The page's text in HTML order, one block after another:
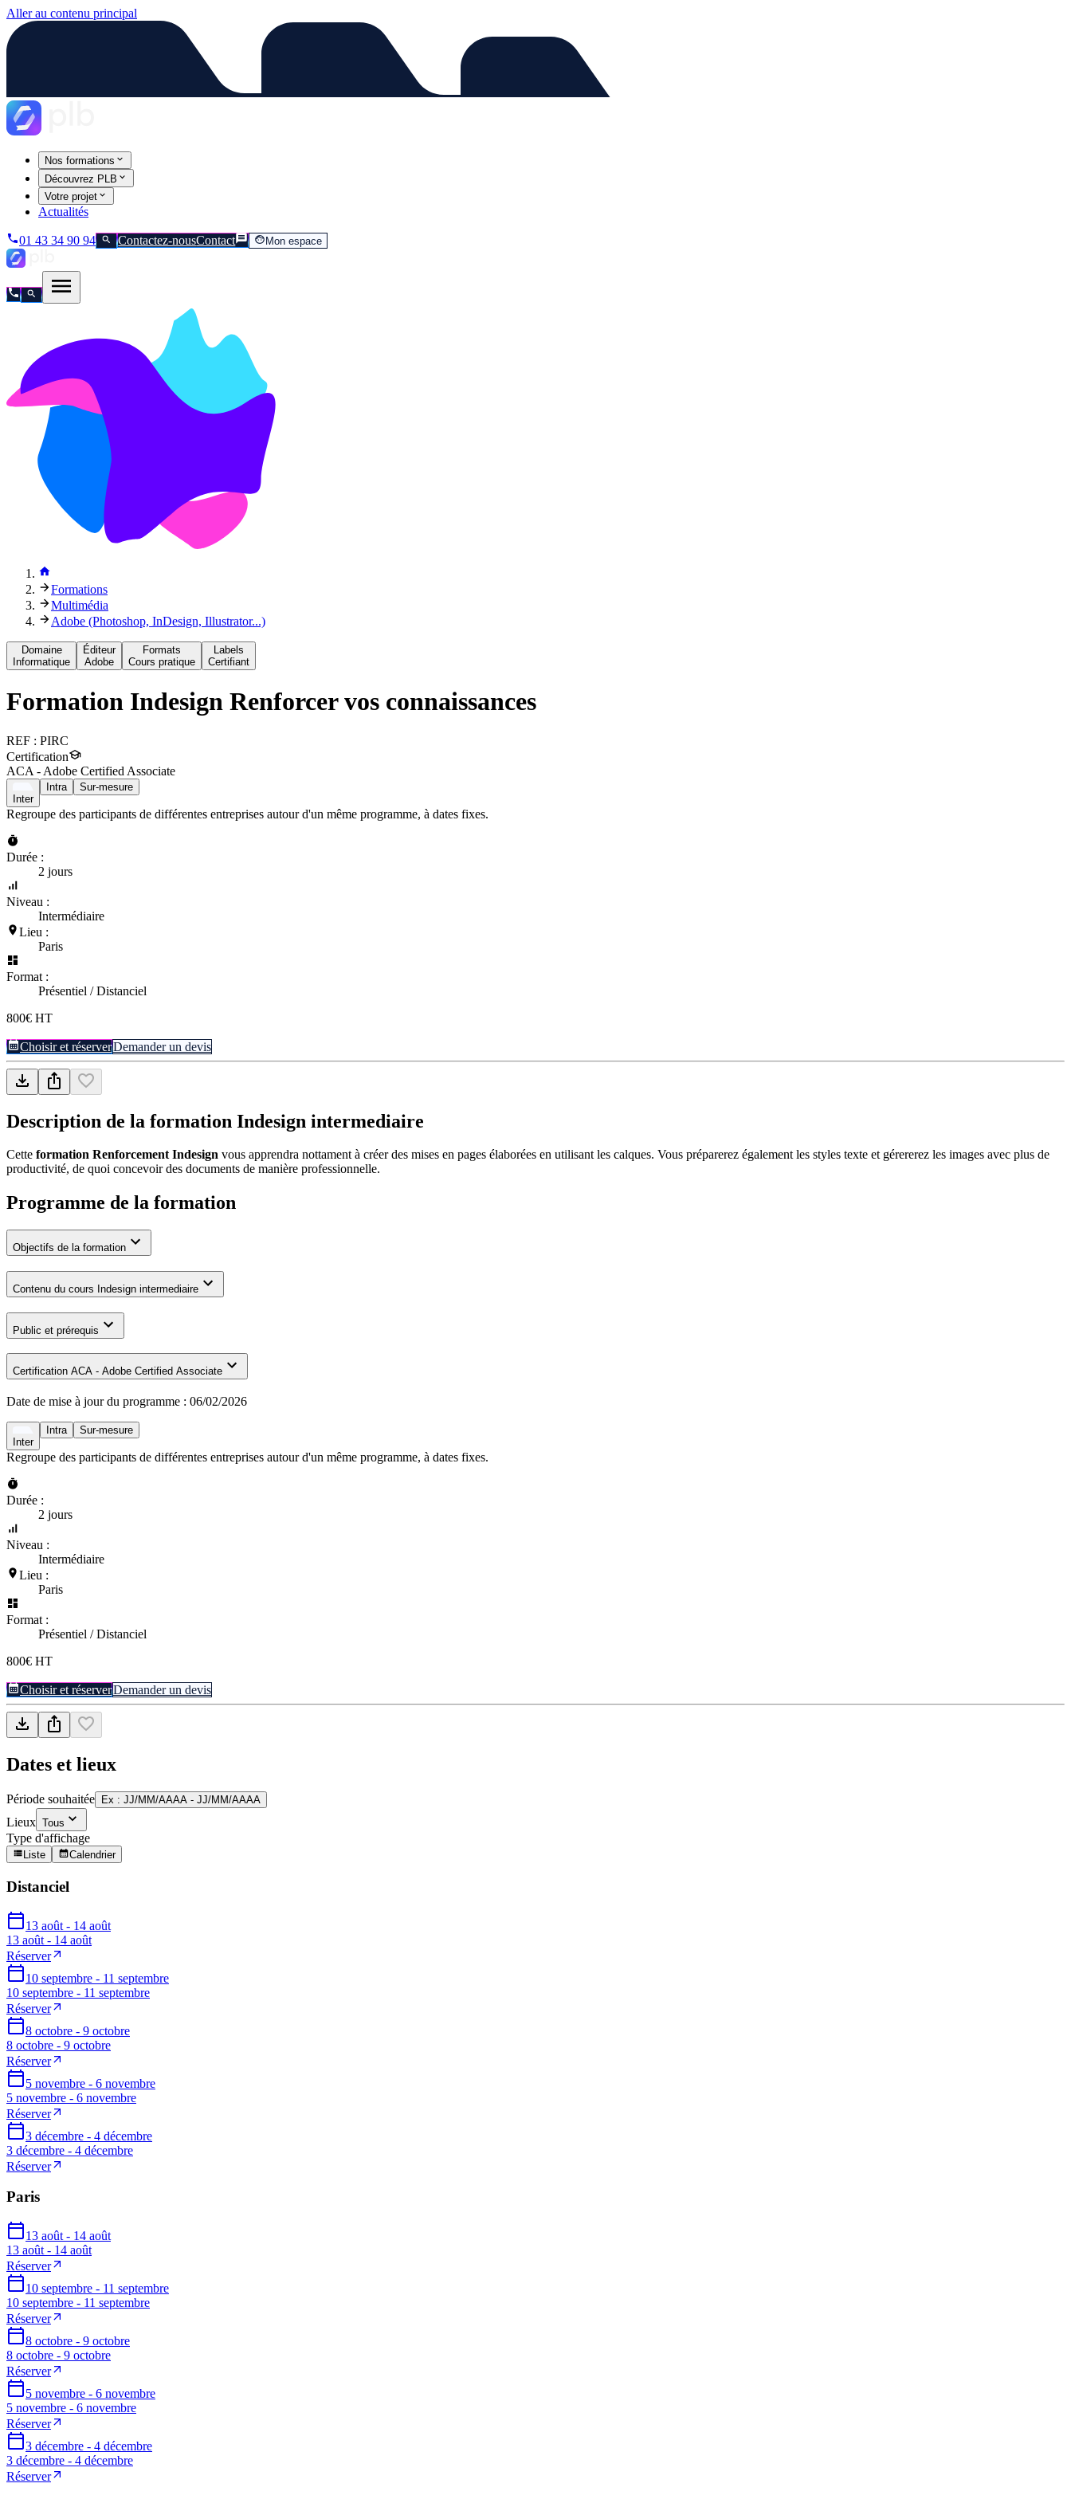
Aller au contenu principal
Nos formations
Découvrez PLB
Votre projet
Actualités
01 43 34 90 94 Contactez-nousContact Mon espace
Formations
Multimédia
Adobe (Photoshop, InDesign, Illustrator...)
Domaine
Informatique
Éditeur
Adobe
Formats
Cours pratique
Labels
Certifiant
Formation Indesign Renforcer vos connaissances
REF : PIRC
Certification
ACA - Adobe Certified Associate
Inter
Intra Sur-mesure
Regroupe des participants de différentes entreprises autour d'un même programme, à dates fixes.
Durée :
2 jours
Niveau :
Intermédiaire
Lieu :
Paris
Format :
Présentiel / Distanciel
800€ HT
Choisir et réserverDemander un devis
Description de la formation Indesign intermediaire
Cette formation Renforcement Indesign vous apprendra nottament à créer des mises en pages élaborées en utilisant les calques. Vous préparerez également les styles texte et gérererez les images avec plus de
productivité, de quoi concevoir des documents de manière professionnelle.
Programme de la formation
Objectifs de la formation
Contenu du cours Indesign intermediaire
Public et prérequis
Certification ACA - Adobe Certified Associate
Date de mise à jour du programme : 06/02/2026
Inter
Intra Sur-mesure
Regroupe des participants de différentes entreprises autour d'un même programme, à dates fixes.
Durée :
2 jours
Niveau :
Intermédiaire
Lieu :
Paris
Format :
Présentiel / Distanciel
800€ HT
Choisir et réserverDemander un devis
Dates et lieux
Période souhaitée Ex : JJ/MM/AAAA - JJ/MM/AAAA
Lieux Tous
Type d'affichage
Liste Calendrier
Distanciel
13 août - 14 août
13 août - 14 août
Réserver
10 septembre - 11 septembre
10 septembre - 11 septembre
Réserver
8 octobre - 9 octobre
8 octobre - 9 octobre
Réserver
5 novembre - 6 novembre
5 novembre - 6 novembre
Réserver
3 décembre - 4 décembre
3 décembre - 4 décembre
Réserver
Paris
13 août - 14 août
13 août - 14 août
Réserver
10 septembre - 11 septembre
10 septembre - 11 septembre
Réserver
8 octobre - 9 octobre
8 octobre - 9 octobre
Réserver
5 novembre - 6 novembre
5 novembre - 6 novembre
Réserver
3 décembre - 4 décembre
3 décembre - 4 décembre
Réserver